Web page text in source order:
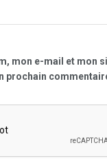
mon e-mail et mon
prochain